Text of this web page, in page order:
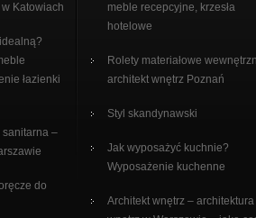
w Katowiach
łazienki
–
do
meble recepcyjne, krzesła
hotelowe
Rolety materiałowe
architekt wnętrz Poznań
Styl skandynawski
Jak wyposażyć kuchnie?
Wyposażenie kuchenne
Architekt wnętrz – architektura